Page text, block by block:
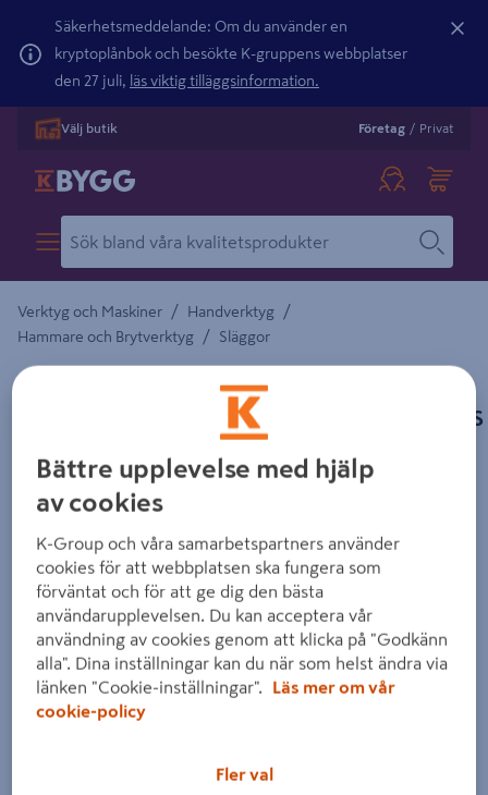
Säkerhetsmeddelande: Om du använder en
kryptoplånbok och besökte K-gruppens webbplatser
den 27 juli, läs viktig tilläggsinformation.
Välj butik Företag / Privat
Verktyg och Maskiner / Handverktyg /
Hammare och Brytverktyg / Släggor
SLÄGGSKAFT 900X45X35MM 36" HULTAFORS
HULTAFORS
Detaljerad beskrivning finns i produktbeskrivningsområdet
Bättre upplevelse med hjälp
av cookies
K-Group och våra samarbetspartners använder
cookies för att webbplatsen ska fungera som
förväntat och för att ge dig den bästa
användarupplevelsen. Du kan acceptera vår
användning av cookies genom att klicka på "Godkänn
alla". Dina inställningar kan du när som helst ändra via
länken "Cookie-inställningar".
Läs mer om vår
cookie-policy
Fler val